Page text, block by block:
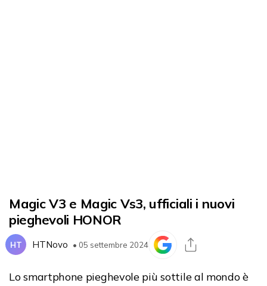
Magic V3 e Magic Vs3, ufficiali i nuovi
pieghevoli HONOR
HT HTNovo • 05 settembre 2024
Lo smartphone pieghevole più sottile al mondo è